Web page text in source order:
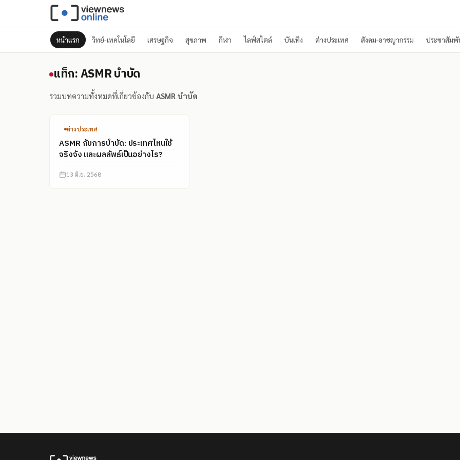
หน้าแรก วิทย์-เทคโนโลยี เศรษฐกิจ สุขภาพ กีฬา ไลฟ์สไตล์ บันเทิง ต่างประเทศ สังคม-อาชญากรรม ประชาสัมพั
แท็ก: ASMR บำบัด
แท็ก: ASMR บำบัด
รวมบทความทั้งหมดที่เกี่ยวข้องกับ ASMR บำบัด
ต่างประเทศ
ASMR กับการบำบัด: ประเทศไหนใช้
จริงจัง และผลลัพธ์เป็นอย่างไร?
13 มิ.ย. 2568